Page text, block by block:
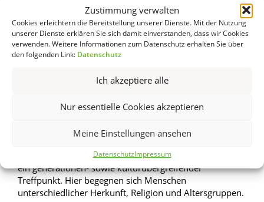
Zustimmung verwalten
Cookies erleichtern die Bereitstellung unserer Dienste. Mit der Nutzung
unserer Dienste erklären Sie sich damit einverstanden, dass wir Cookies
verwenden. Weitere Informationen zum Datenschutz erhalten Sie über
den folgenden Link: Datenschutz
Ich akzeptiere alle
Nur essentielle Cookies akzeptieren
Meine Einstellungen ansehen
DatenschutzImpressum
Montag, 08.06., 09:30 – 12:30 Uhr
Montag, 22.06., 09:30 – 12:30 Uhr
Montag, 06.07., 09:30 – 12:30 Uhr
Montag, 20.07., 09:30 – 12:30 Uhr
Sternstadl klein, DieZ
Das Diedorfer Zentrum für
Begegnung (DieZ)
Das „DieZ“ ist eine Einrichtung des Marktes Diedorf und
ein generationen- sowie kulturübergreifender
Treffpunkt. Hier begegnen sich Menschen
unterschiedlicher Herkunft, Religion und Altersgruppen.